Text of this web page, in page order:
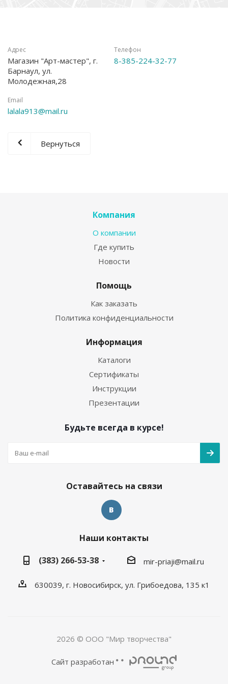
Адрес
Магазин "Арт-мастер", г.
Барнаул, ул.
Молодежная,28
Телефон
8-385-224-32-77
Email
lalala913@mail.ru
Вернуться
Компания
О компании
Где купить
Новости
Помощь
Как заказать
Политика конфиденциальности
Информация
Каталоги
Сертификаты
Инструкции
Презентации
Будьте всегда в курсе!
Оставайтесь на связи
Наши контакты
(383) 266-53-38
mir-priaji@mail.ru
630039, г. Новосибирск, ул. Грибоедова, 135 к1
2026 © ООО "Мир творчества"
Сайт разработан